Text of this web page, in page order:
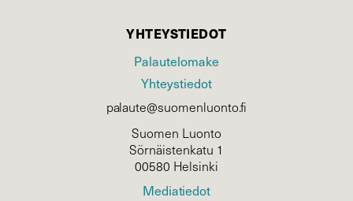
YHTEYSTIEDOT
Palautelomake
Yhteystiedot
palaute@suomenluonto.fi
Suomen Luonto
Sörnäistenkatu 1
00580 Helsinki
Mediatiedot